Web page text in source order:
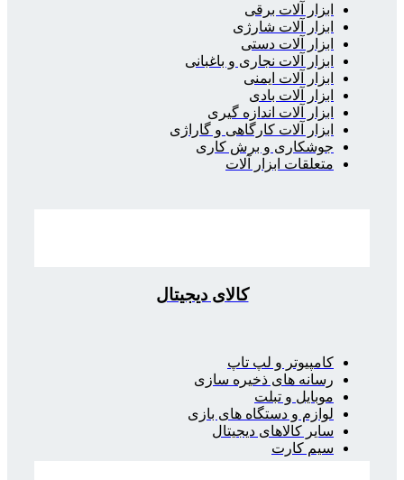
ابزار آلات برقی
ابزار آلات شارژی
ابزار آلات دستی
ابزار آلات نجاری و باغبانی
ابزار آلات ایمنی
ابزار آلات بادی
ابزار آلات اندازه گیری
ابزار آلات کارگاهی و گاراژی
جوشکاری و برش کاری
متعلقات ابزار آلات
کالای دیجیتال
کامپیوتر و لپ تاپ
رسانه های ذخیره سازی
موبایل و تبلت
لوازم و دستگاه های بازی
سایر کالاهای دیجیتال
سیم کارت